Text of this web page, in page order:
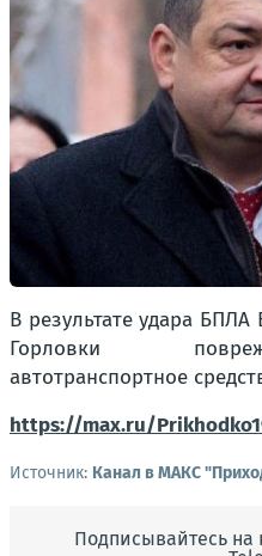
В результате удара
Горловки
автотранспортное
https://max.ru/
Источник: Канал в МАКС
Подписывайтесь